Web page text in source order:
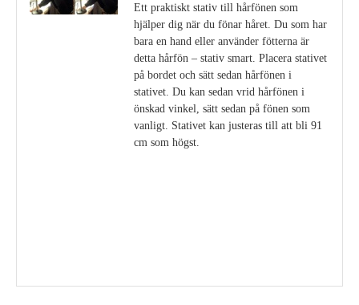
Ett praktiskt stativ till hårfönen som
hjälper dig när du fönar håret. Du som har
bara en hand eller använder fötterna är
detta hårfön – stativ smart. Placera stativet
på bordet och sätt sedan hårfönen i
stativet. Du kan sedan vrid hårfönen i
önskad vinkel, sätt sedan på fönen som
vanligt. Stativet kan justeras till att bli 91
cm som högst.